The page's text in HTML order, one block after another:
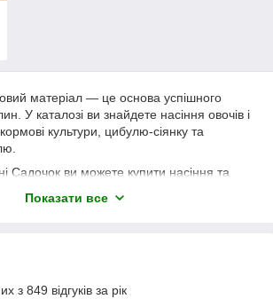
матеріал — це основа успішного
У каталозі ви знайдете насіння овочів і
культури, цибулю-сіянку та
Садочок ви можете купити насіння та
підходить для відкритого ґрунту, теплиць і
відправка 🌱
Показати все
з 849 відгуків за рік